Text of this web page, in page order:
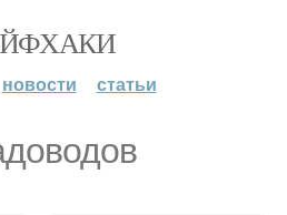
новости статьи